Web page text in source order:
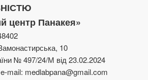
центр Панакея»
10
№ 497/24/М від 23.02.2024
mail: medlabpana@gmail.com